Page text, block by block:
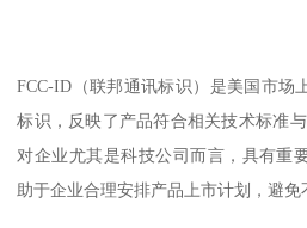
FCC-ID（联邦通讯标识）是美国市场
标识，反映了产品符合相关技术标准
对企业尤其是科技公司而言，具有重
助于企业合理安排产品上市计划，避免